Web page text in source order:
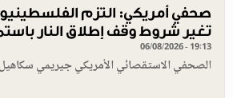
صحفي أمريكي: التزم
تغير شروط وقف إطلاق النار
06/08/2026 - 19:13
الصحفي الاستقصائي الأمريكي جيريمي